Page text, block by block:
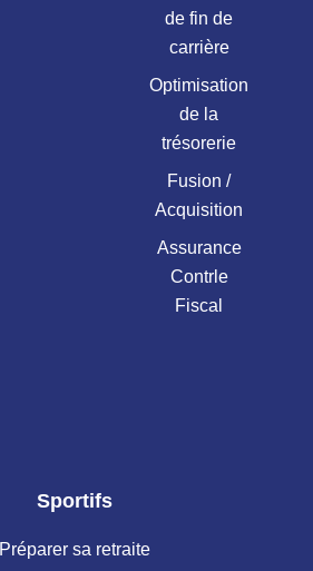
de fin de
carrière
Optimisation
de la
trésorerie
Fusion /
Acquisition
Assurance
Contrle
Fiscal
Sportifs
Préparer sa retraite